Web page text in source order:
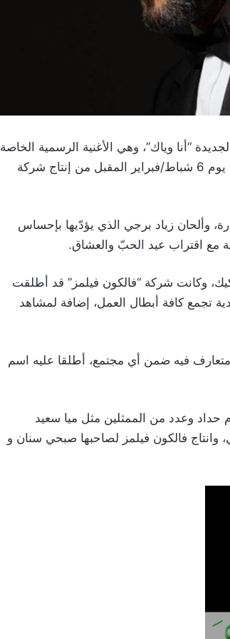
“أنا وياك”، وهي الأغنية الرسمية الخاصة
بفيلمه السينمائي “يوم إيه يوم لأ”، المنتظر انطلاق عرضه يوم 6 شباط/فبراير المقبل من إنتاج شركة
وألحان زياد برجي الذي يؤدّيها بإحساس
مع اقتراب عيد الحبّ والعشاق.
وكانت شركة “فالكون فيلمز” قد أطلقت
تجمع كافة أبطال العمل، إضافة لمشاهد
متعارف فيه ضمن أي مجتمع، أطلقا عليه اسم
حداد وعدد من الممثلين مثل ميا سعيد
فالكون فيلمز لصاحبها صبحي سنان و